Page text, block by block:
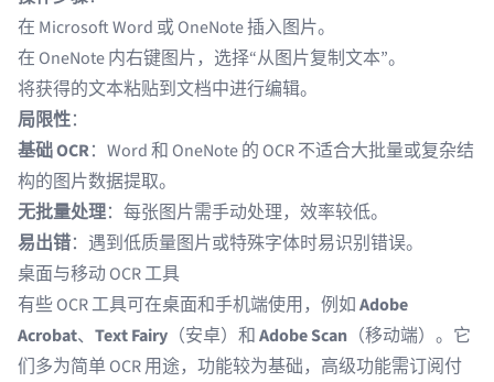
在 Microsoft Word 或 OneNote 插入图片。
在 OneNote 内右键图片，选择“从图片复制文本”。
将获得的文本粘贴到文档中进行编辑。
局限性：
基础 OCR：Word 和 OneNote 的 OCR 不适合大批量或复杂结
构的图片数据提取。
无批量处理：每张图片需手动处理，效率较低。
易出错：遇到低质量图片或特殊字体时易识别错误。
桌面与移动 OCR 工具
有些 OCR 工具可在桌面和手机端使用，例如Adobe
Acrobat、 Text Fairy （安卓）和Adobe Scan （移动端）。它
们多为简单 OCR 用途，功能较为基础，高级功能需订阅付